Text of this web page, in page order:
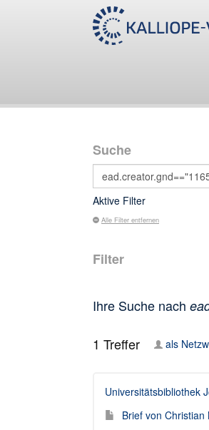
Suche
Aktive Filter
Alle Filter entfernen
Filter
Ihre Suche nach
1 Treffer als
Universitätsbibliothek
Brief von